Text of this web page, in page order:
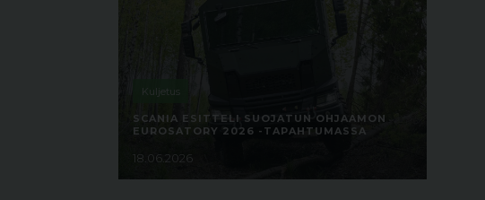
Kuljetus
SCANIA ESITTELI SUOJATUN OHJAAMON
EUROSATORY 2026 -TAPAHTUMASSA
18.06.2026